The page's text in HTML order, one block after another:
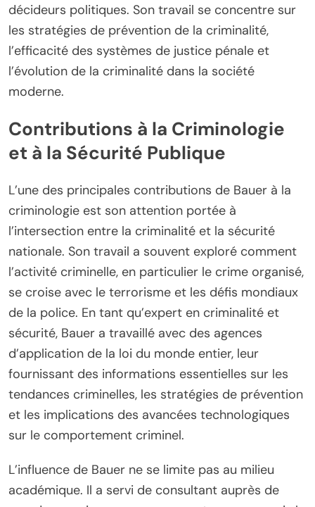
décideurs politiques. Son travail se concentre sur
les stratégies de prévention de la criminalité,
l’efficacité des systèmes de justice pénale et
l’évolution de la criminalité dans la société
moderne.
Contributions à la Criminologie
et à la Sécurité Publique
L’une des principales contributions de Bauer à la
criminologie est son attention portée à
l’intersection entre la criminalité et la sécurité
nationale. Son travail a souvent exploré comment
l’activité criminelle, en particulier le crime organisé,
se croise avec le terrorisme et les défis mondiaux
de la police. En tant qu’expert en criminalité et
sécurité, Bauer a travaillé avec des agences
d’application de la loi du monde entier, leur
fournissant des informations essentielles sur les
tendances criminelles, les stratégies de prévention
et les implications des avancées technologiques
sur le comportement criminel.
L’influence de Bauer ne se limite pas au milieu
académique. Il a servi de consultant auprès de